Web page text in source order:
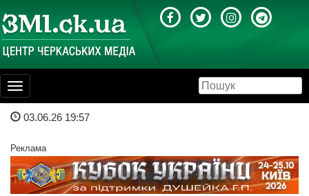
Toggle
navigation
03.06.26 19:57
Реклама